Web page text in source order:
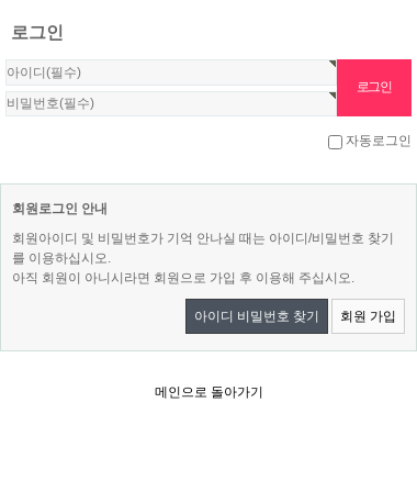
로그인
자동로그인
회원로그인 안내
회원아이디 및 비밀번호가 기억 안나실 때는 아이디/비밀번호 찾기
를 이용하십시오.
아직 회원이 아니시라면 회원으로 가입 후 이용해 주십시오.
아이디 비밀번호 찾기 회원 가입
메인으로 돌아가기